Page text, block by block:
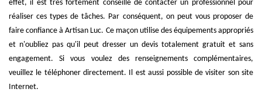
effet, il est très fortement conseillé de contacter un professionnel pour
réaliser ces types de tâches. Par conséquent, on peut vous proposer de
faire confiance à Artisan Luc. Ce maçon utilise des équipements appropriés
et n'oubliez pas qu'il peut dresser un devis totalement gratuit et sans
engagement. Si vous voulez des renseignements complémentaires,
veuillez le téléphoner directement. Il est aussi possible de visiter son site
Internet.